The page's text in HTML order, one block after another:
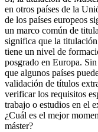
en otros países de la
de los países europeos
un marco común de
significa que la
tiene un nivel de
posgrado en Europa.
que algunos países
validación de títulos
verificar los requisitos
trabajo o estudios en el
¿Cuál es el mejor
máster?